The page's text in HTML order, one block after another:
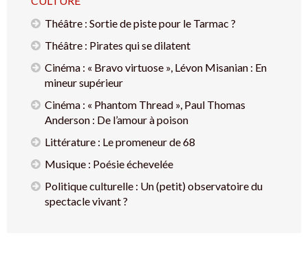
Théâtre : Sortie de piste pour le Tarmac ?
Théâtre : Pirates qui se dilatent
Cinéma : « Bravo virtuose », Lévon Misanian : En
mineur supérieur
Cinéma : « Phantom Thread », Paul Thomas
Anderson : De l’amour à poison
Littérature : Le promeneur de 68
Musique : Poésie échevelée
Politique culturelle : Un (petit) observatoire du
spectacle vivant ?